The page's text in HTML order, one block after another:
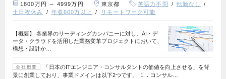
1800万円 ～ 4999万円 東京都 英語力不問
転勤なし
土日祝休み
年収600万以上 リモートワーク可能
【概要】 各業界のリーディングカンパニーに対し、AI・デ
ータ・クラウドを活用した業務変革プロジェクトにおいて、
構想・設計か…
会社概要
「日本のITエンジニア・コンサルタントの価値を向上させる」を背
景に創業しており、事業ドメインは以下2つです。 １．コンサル…